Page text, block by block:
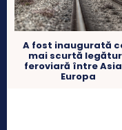
A fost inaugurată
mai scurtă
feroviară între
Europa